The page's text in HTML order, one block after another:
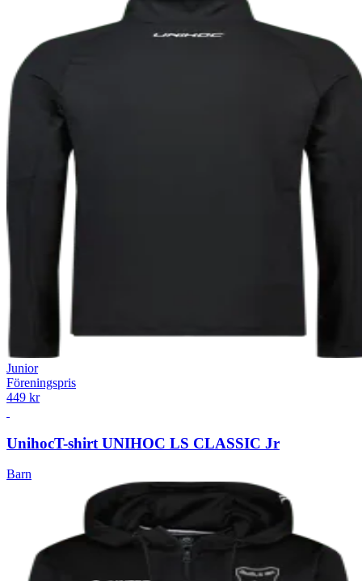
Junior
Föreningspris
449 kr
UnihocT-shirt UNIHOC LS CLASSIC Jr
Barn